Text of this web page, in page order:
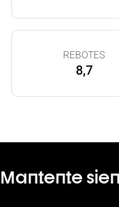
REBOTES
8,7
Mantente